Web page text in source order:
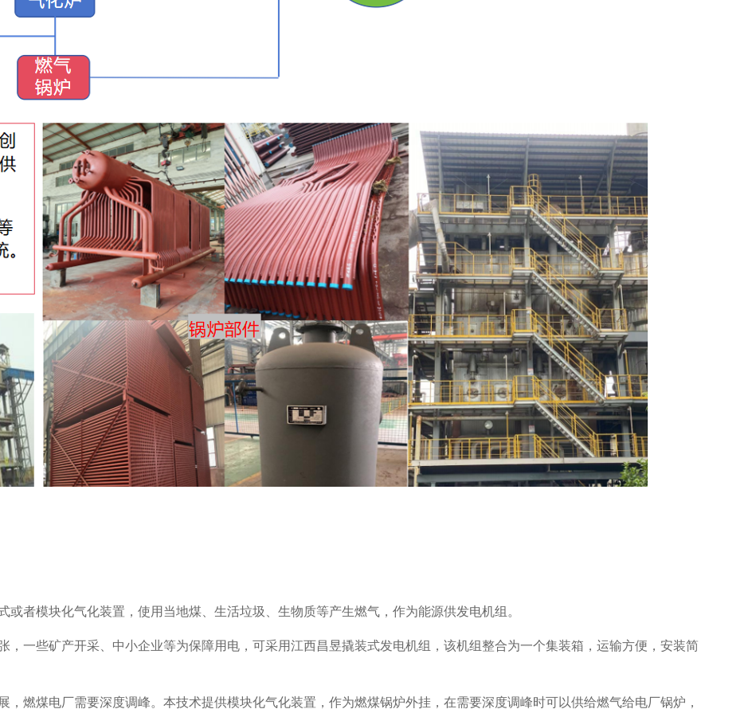
者模块化气化装置，使用当地煤、生活垃圾、生物质等产生燃气，作为能源供发电机组。
，一些矿产开采、中小企业等为保障用电，可采用江西昌昱撬装式发电机组，该机组整合为一个集装箱，运输方便，安装简
燃煤电厂需要深度调峰。本技术提供模块化气化装置，作为燃煤锅炉外挂，在需要深度调峰时可以供给燃气给电厂锅炉，